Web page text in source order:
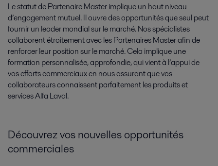
Le statut de Partenaire Master implique un haut niveau
d’engagement mutuel. Il ouvre des opportunités que seul peut
fournir un leader mondial sur le marché. Nos spécialistes
collaborent étroitement avec les Partenaires Master afin de
renforcer leur position sur le marché. Cela implique une
formation personnalisée, approfondie, qui vient à l’appui de
vos efforts commerciaux en nous assurant que vos
collaborateurs connaissent parfaitement les produits et
services Alfa Laval.
Découvrez vos nouvelles opportunités
commerciales